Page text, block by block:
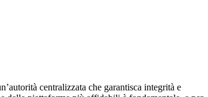
centralizzata che garantisca integrità e